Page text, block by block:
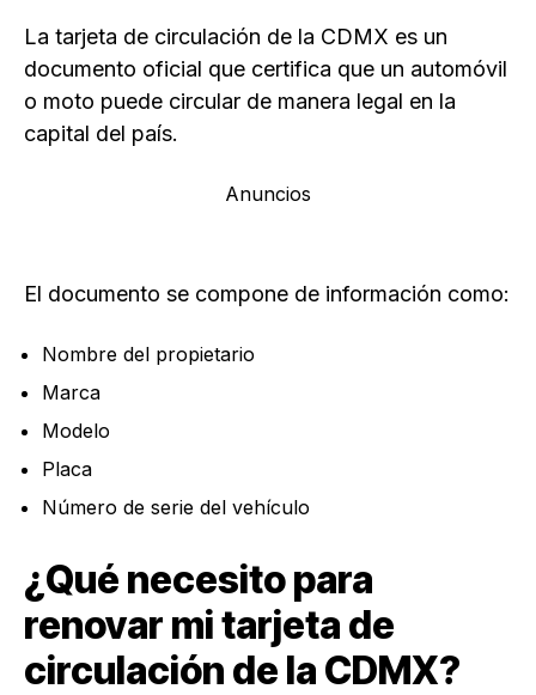
La tarjeta de circulación de la CDMX es un
documento oficial que certifica que un automóvil
o moto puede circular de manera legal en la
capital del país.
Anuncios
El documento se compone de información como:
Nombre del propietario
Marca
Modelo
Placa
Número de serie del vehículo
¿Qué necesito para
renovar mi tarjeta de
circulación de la CDMX?